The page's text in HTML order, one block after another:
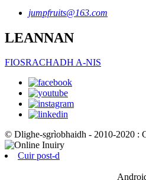
jumpfruits@163.com
LEANNAN
FIOSRACHADH A-NIS
© Dlighe-sgrìobhaidh - 2010-2020 :
Cuir post-d